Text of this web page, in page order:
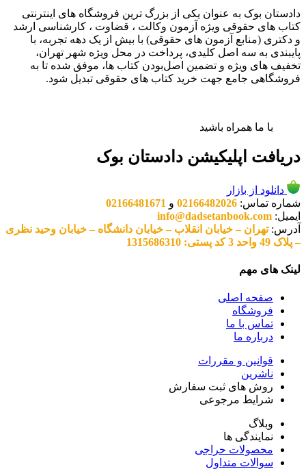
دادستان بوک به عنوان یکی از بزرگ ترین فروشگاه های اینترنتی
کتاب های حقوقی ویژه آزمون وکالت ، قضاوت ، کارشناسی ارشد
و دکتری (منابع آزمون های حقوقی) با بیش از یک دهه تجربه، با
پایبندی به سه اصل کلیدی، پرداخت در محل ویژه شهر تهران،
تخفیف های ویژه و تضمین اصل‌بودن کتاب ها، موفق شده تا به
فروشگاهی جامع جهت خرید کتاب های حقوقی تبدیل شود.
با ما همراه باشید
دریافت اپلیکیشن دادستان بوک
دانلود از بازار
شماره تماس: 02166482026 و 02166481671
ایمیل: info@dadsetanbook.com
آدرس:تهران – خیابان انقلاب – خیابان دانشگاه – خیابان وحید نظری
– پلاک 49 واحد 3 کد پستی: 1315686310
لینک های مهم
صفحه اصلی
فروشگاه
تماس با ما
درباره ما
قوانین و مقررات
ناشرین
روش های ثبت سفارش
شرایط مرجوعی
وبلاگ
نمایندگی ها
محصولات حراجی
سوالات متداول